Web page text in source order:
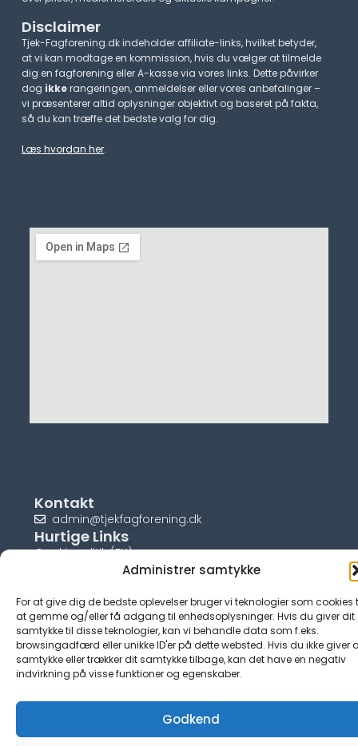
Administrer samtykke
For at give dig de bedste oplevelser bruger vi teknologier som cookies
at gemme og/eller få adgang til enhedsoplysninger. Hvis du giver dit
samtykke til disse teknologier, kan vi behandle data som f.eks.
browsingadfærd eller unikke ID'er på dette websted. Hvis du ikke giver
samtykke eller trækker dit samtykke tilbage, kan det have en negativ
indvirkning på visse funktioner og egenskaber.
Godkend
Disclaimer
Tjek-Fagforening.dk indeholder affiliate-links, hvilket betyder,
at vi kan modtage en kommission, hvis du vælger at tilmelde
dig en fagforening eller A-kasse via vores links. Dette påvirker
dog ikkerangeringen, anmeldelser eller vores anbefalinger –
vi præsenterer altid oplysninger objektivt og baseret på fakta,
så du kan træffe det bedste valg for dig.
Læs hvordan her.
Kontakt
admin@tjekfagforening.dk
Hurtige Links
Cookiepolitik (EU)
© tjek-fagforening.dk